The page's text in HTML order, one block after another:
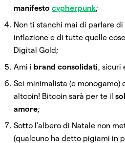
manifesto cypherpunk;
Non ti stanchi mai di parlare di
inflazione e di tutte quelle
Digital Gold;
Ami i brand consolidati, sicuri
Sei minimalista (e monogamo)
altcoin! Bitcoin sarà per te il
amore;
Sotto l’albero di Natale non
(qualcuno ha detto pigiami in